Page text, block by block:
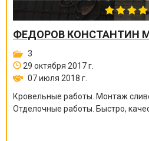
ФЕДОРОВ КОНСТАНТИН
3
29 октября 2017 г.
07 июля 2018 г.
Кровельные работы. Монтаж
Отделочные работы. Быстро,